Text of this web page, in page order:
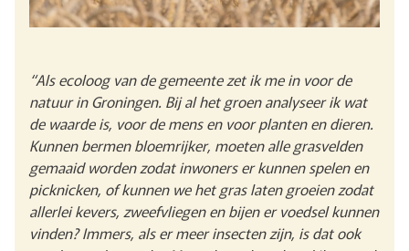
“Als ecoloog van de gemeente zet ik me in voor de
natuur in Groningen. Bij al het groen analyseer ik wat
de waarde is, voor de mens en voor planten en dieren.
Kunnen bermen bloemrijker, moeten alle grasvelden
gemaaid worden zodat inwoners er kunnen spelen en
picknicken, of kunnen we het gras laten groeien zodat
allerlei kevers, zweefvliegen en bijen er voedsel kunnen
vinden? Immers, als er meer insecten zijn, is dat ook